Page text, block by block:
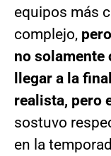
equipos más
complejo,
no solamente
llegar a la
realista, pero
sostuvo
en la